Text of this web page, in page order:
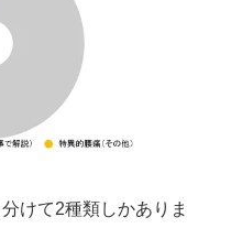
けて2種類しかありま